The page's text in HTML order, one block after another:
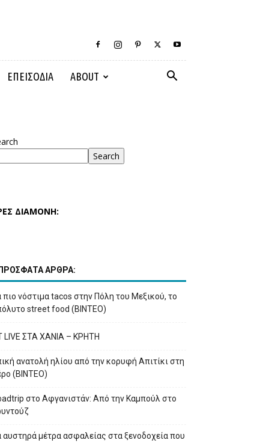
ΕΠΕΙΣΟΔΙΑ ABOUT
Search
ΔΙΑΜΟΝΗ:
ΠΡΟΣΦΑΤΑ ΑΡΘΡΑ:
πιο νόστιμα tacos στην Πόλη του Μεξικού, το
street food (ΒΙΝΤΕΟ)
LIVE ΣΤΑ ΧΑΝΙΑ – ΚΡΗΤΗ
ανατολή ηλίου από την κορυφή Απιτίκι στη
(ΒΙΝΤΕΟ)
στο Αφγανιστάν: Από την Καμπούλ στο
αυστηρά μέτρα ασφαλείας στα ξενοδοχεία που